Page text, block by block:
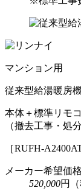
マンション用
従来型給湯暖房
本体＋標準リモ
（撤去工事・処
［RUFH-
メーカー希望価格
520,000円